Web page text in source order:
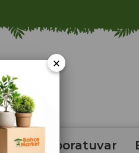
Laboratuvar
×